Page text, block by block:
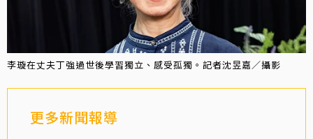
李璇在丈夫丁強過世後學習獨立、感受孤獨。記者沈昱嘉／攝影
更多新聞報導